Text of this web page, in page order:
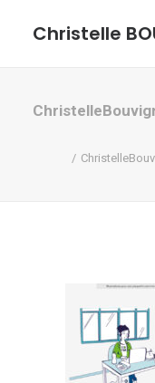
Christelle
GRAPHISME ET